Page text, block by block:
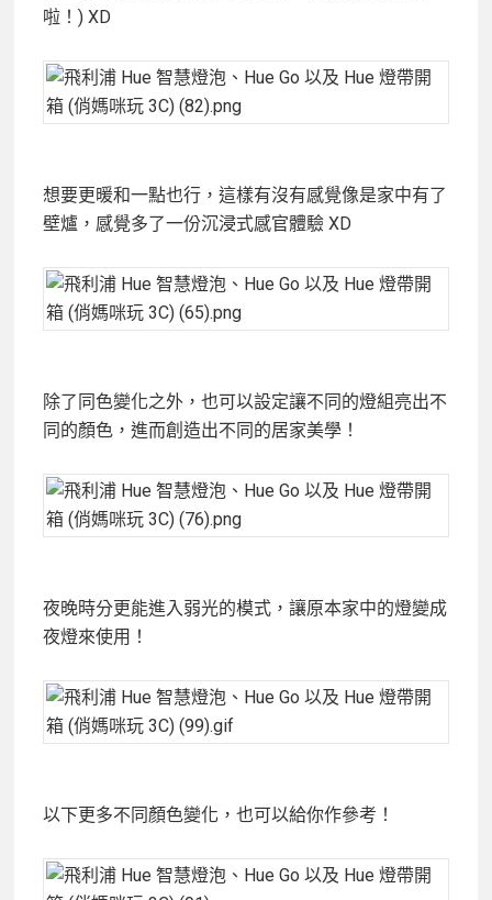
啦！) XD
想要更暖和一點也行，這樣有沒有感覺像是家中有了
壁爐，感覺多了一份沉浸式感官體驗 XD
除了同色變化之外，也可以設定讓不同的燈組亮出不
同的顏色，進而創造出不同的居家美學！
夜晚時分更能進入弱光的模式，讓原本家中的燈變成
夜燈來使用！
以下更多不同顏色變化，也可以給你作參考！